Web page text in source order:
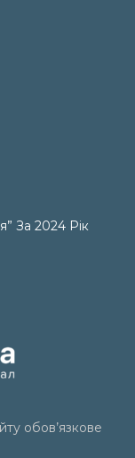
За 2024 Рік
обов’язкове